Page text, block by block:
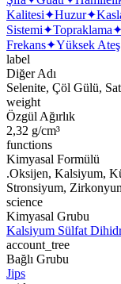
Kalitesi✦Huzur✦
Sistemi✦Topraklama✦
Frekans✦Yüksek Ateş
label
Diğer Adı
Selenite, Çöl Gülü,
weight
Özgül Ağırlık
2,32 g/cm³
functions
Kimyasal Formülü
.Oksijen, Kalsiyum,
Stronsiyum,
science
Kimyasal Grubu
Kalsiyum Sülfat
account_tree
Bağlı Grubu
Jips